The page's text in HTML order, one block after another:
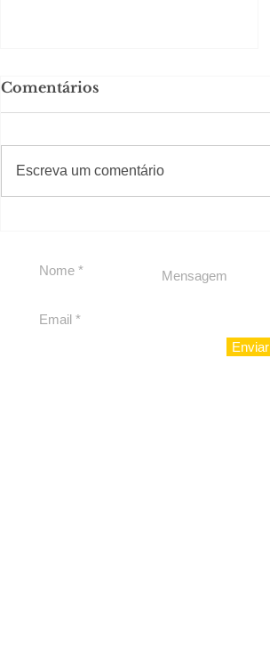
Comentários
Escreva um comentário
#Sugestões
Enviar